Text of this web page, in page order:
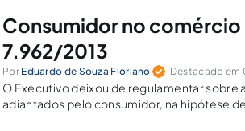
Consumidor no
7.962/2013
Por Eduardo de Souza Floriano Destacado em
O Executivo deixou de regulamentar
adiantados pelo consumidor, na hipótese